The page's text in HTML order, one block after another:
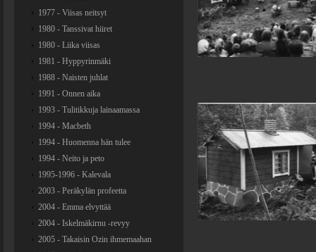
1977 - Viisas neitsyt
1980 - Tanssivat hiiret
1980 - Liika viisas
1981 - Hyppyrinmäki
1988 - Naisten juhlat
1991 - Onnen aika
1993 - Tulitikkuja lainaamassa
1994 - Macbeth
1994 - Huomenna hän tulee
1994 - Neito ja peto
1995-1996 - Kalevala
2003 - Peräkylän profeetta
2004 - Emma elvyttää
2004 - Iskelmäkirnu -revyy
2005 - Takaisin Ozin ihmemaahan